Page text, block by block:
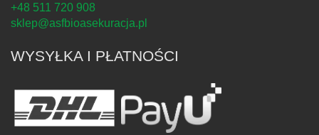
+48 511 720 908
sklep@asfbioasekuracja.pl
WYSYŁKA I PŁATNOŚCI